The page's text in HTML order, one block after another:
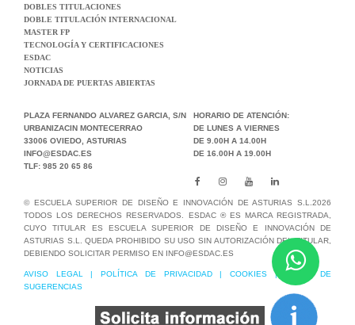
DOBLES TITULACIONES
DOBLE TITULACIÓN INTERNACIONAL
MASTER FP
TECNOLOGÍA Y CERTIFICACIONES
ESDAC
NOTICIAS
JORNADA DE PUERTAS ABIERTAS
PLAZA FERNANDO ALVAREZ GARCIA, S/N
URBANIZACIN MONTECERRAO
33006 OVIEDO, ASTURIAS
INFO@ESDAC.ES
TLF: 985 20 65 86
HORARIO DE ATENCIÓN:
DE LUNES A VIERNES
DE 9.00H A 14.00H
DE 16.00H A 19.00H
© ESCUELA SUPERIOR DE DISEÑO E INNOVACIÓN DE ASTURIAS S.L.2026
TODOS LOS DERECHOS RESERVADOS. ESDAC ® ES MARCA REGISTRADA,
CUYO TITULAR ES ESCUELA SUPERIOR DE DISEÑO E INNOVACIÓN DE
ASTURIAS S.L. QUEDA PROHIBIDO SU USO SIN AUTORIZACIÓN DEL TITULAR,
DEBIENDO SOLICITAR PERMISO EN INFO@ESDAC.ES
AVISO LEGAL |POLÍTICA DE PRIVACIDAD| COOKIES| BUZÓN DE
SUGERENCIAS